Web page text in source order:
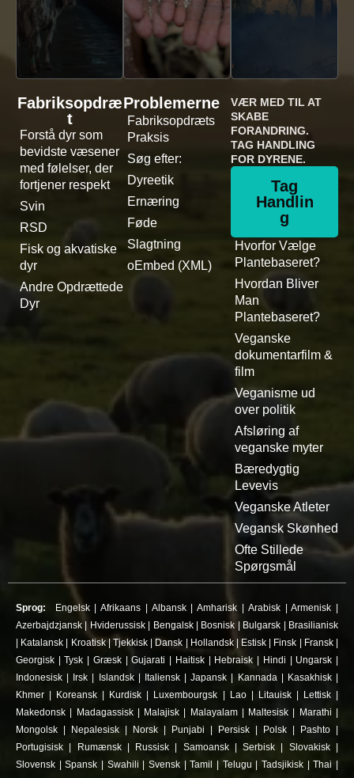
Fabriksopdræ
t
Forstå dyr som
bevidste væsener
med følelser, der
fortjener respekt
Svin
RSD
Fisk og akvatiske
dyr
Andre Opdrættede
Dyr
Problemerne
Fabriksopdræts
Praksis
Søg efter:
Dyreetik
Ernæring
Føde
Slagtning
oEmbed (XML)
VÆR MED TIL AT
SKABE
FORANDRING.
TAG HANDLING
FOR DYRENE.
Tag
Handlin
g
Hvorfor Vælge
Plantebaseret?
Hvordan Bliver
Man
Plantebaseret?
Veganske
dokumentarfilm &
film
Veganisme ud
over politik
Afsløring af
veganske myter
Bæredygtig
Levevis
Veganske Atleter
Vegansk Skønhed
Ofte Stillede
Spørgsmål
Sprog: Engelsk|Afrikaans Albansk|Amharisk Arabisk|Armenisk
Azerbajdzjansk
Hviderussisk| Bengalsk| Bosnisk Bulgarsk
Brasilianisk
Katalansk Kroatisk| Tjekkisk| Dansk Hollandsk| Estisk Finsk Fransk|
Georgisk |Tysk Græsk|Gujarati Haitisk| Hebraisk Hindi Ungarsk
Indonesisk
Irsk Islandsk| Italiensk|Japansk Kannada| Kasakhisk|
Khmer
Koreansk Kurdisk Luxembourgsk Lao| Litauisk| Lettisk|
Makedonsk
Madagassisk| Malajisk Malayalam| Maltesisk Marathi
Mongolsk
Nepalesisk Norsk Punjabi Persisk Polsk Pashto
Portugisisk
Rumænsk| Russisk Samoansk|Serbisk Slovakisk|
Slovensk |Spansk Swahili |Svensk |Tamil Telugu |Tadsjikisk |Thai